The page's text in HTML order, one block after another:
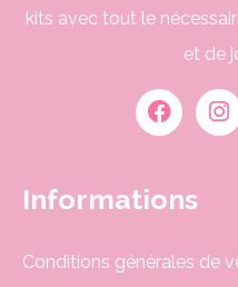
kits avec tout le
et de
Informations
Conditions générales de